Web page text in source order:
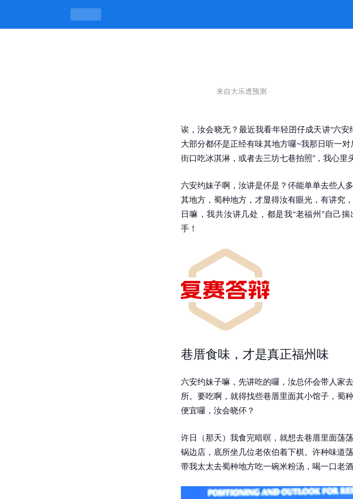
六安约妹子都去哪里了，底所野会晓才是高手！ -k8凯发
来自大乐透预测 ·
诶，汝会晓无？最近我看年轻囝仔成天讲“六
大部分都伓是正经有味其地方囉~我那日听一
街口吃冰淇淋，或者去三坊七巷拍照”，我心里
六安约妹子啊，汝讲是伓是？伓能单单去些人
其地方，蜀种地方，才显得汝有眼光，有讲究
日嘛，我共汝讲几处，都是我“老福州”自己
手！
巷厝食味，才是真正福州味
六安约妹子嘛，先讲吃的囉，汝总伓会带人家
所。要吃啊，就得找些巷厝里面其小馆子，蜀
便宜囉，汝会晓伓？
许日（那天）我食完暗暝，就想去巷厝里面荡
锅边店，底所坐几位老依伯着下棋。许种味道
带我太太去蜀种地方吃一碗米粉汤，喝一口老